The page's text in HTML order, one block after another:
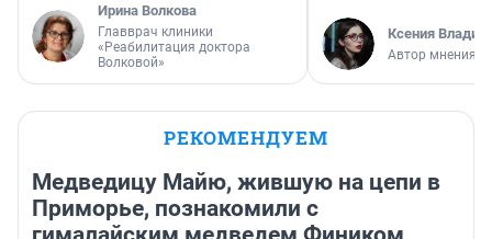
Ирина Волкова
Главврач клиники
«Реабилитация доктора
Волковой»
Ксения
Автор мнения
РЕКОМЕНДУЕМ
Медведицу Майю, жившую на цепи в
Приморье, познакомили с